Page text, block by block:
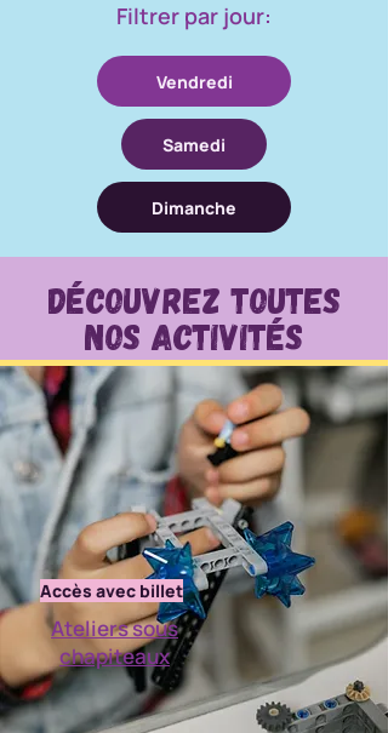
Filtrer par jour:
Vendredi
Samedi
Dimanche
Découvrez Toutes
nos activités
Accès avec billet
Ateliers sous
chapiteaux